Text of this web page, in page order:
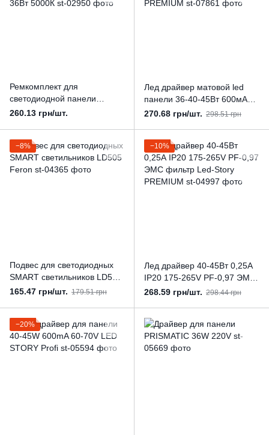
Ремкомплект для
светодиодной панели
Призматик, Колотый лед
260.13 грн/шт.
Лед драйвер матовой led
панели 36-40-45Вт 600мА
60-70V PF 0,9 Led-Story
270.68 грн/шт. 298.51 грн
−8%
Подвес для светодиодных
SMART светильников LD505
Feron
165.47 грн/шт. 179.51 грн
−10%
Лед драйвер 40-45Вт 0,25А
IP20 175-265V PF-0,97 ЭМС
фильтр Led-Story PREMIUM
268.59 грн/шт. 298.44 грн
−20%